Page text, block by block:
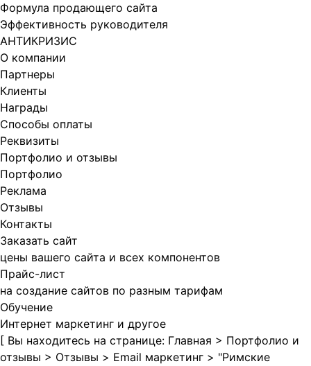
Формула продающего сайта
Эффективность руководителя
АНТИКРИЗИС
О компании
Партнеры
Клиенты
Награды
Способы оплаты
Реквизиты
Портфолио и отзывы
Портфолио
Реклама
Отзывы
Контакты
Заказать сайт
цены вашего сайта и всех компонентов
Прайс-лист
на создание сайтов по разным тарифам
Обучение
Интернет маркетинг и другое
[ Вы находитесь на странице: Главная > Портфолио и
отзывы > Отзывы > Email маркетинг > "Римские